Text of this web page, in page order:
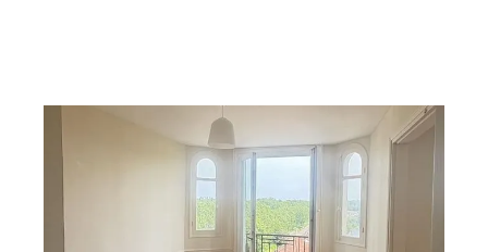
, 2 pièces
Appartement à louer